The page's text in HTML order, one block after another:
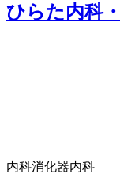
ひらた内科
内科消化器内科